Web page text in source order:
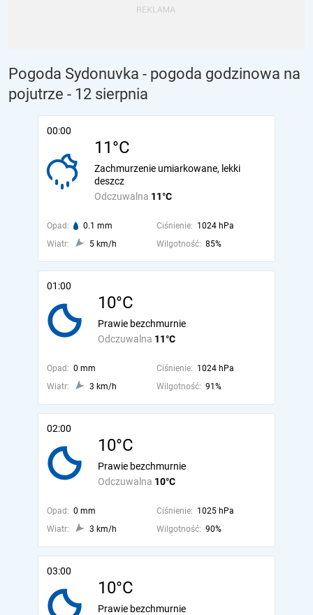
Pogoda Sydonuvka - pogoda godzinowa na
pojutrze - 12 sierpnia
00:00
11°C
Odczuwalna 11°C
Zachmurzenie umiarkowane, lekki
deszcz
Opad: 0.1 mm Ciśnienie: 1024 hPa
Wiatr:
5 km/h Wilgotność: 85%
01:00
10°C
Odczuwalna 11°C
Prawie bezchmurnie
Opad: 0 mm Ciśnienie: 1024 hPa
Wiatr:
3 km/h Wilgotność: 91%
02:00
10°C
Odczuwalna 10°C
Prawie bezchmurnie
Opad: 0 mm Ciśnienie: 1025 hPa
Wiatr:
3 km/h Wilgotność: 90%
03:00
10°C
Prawie bezchmurnie